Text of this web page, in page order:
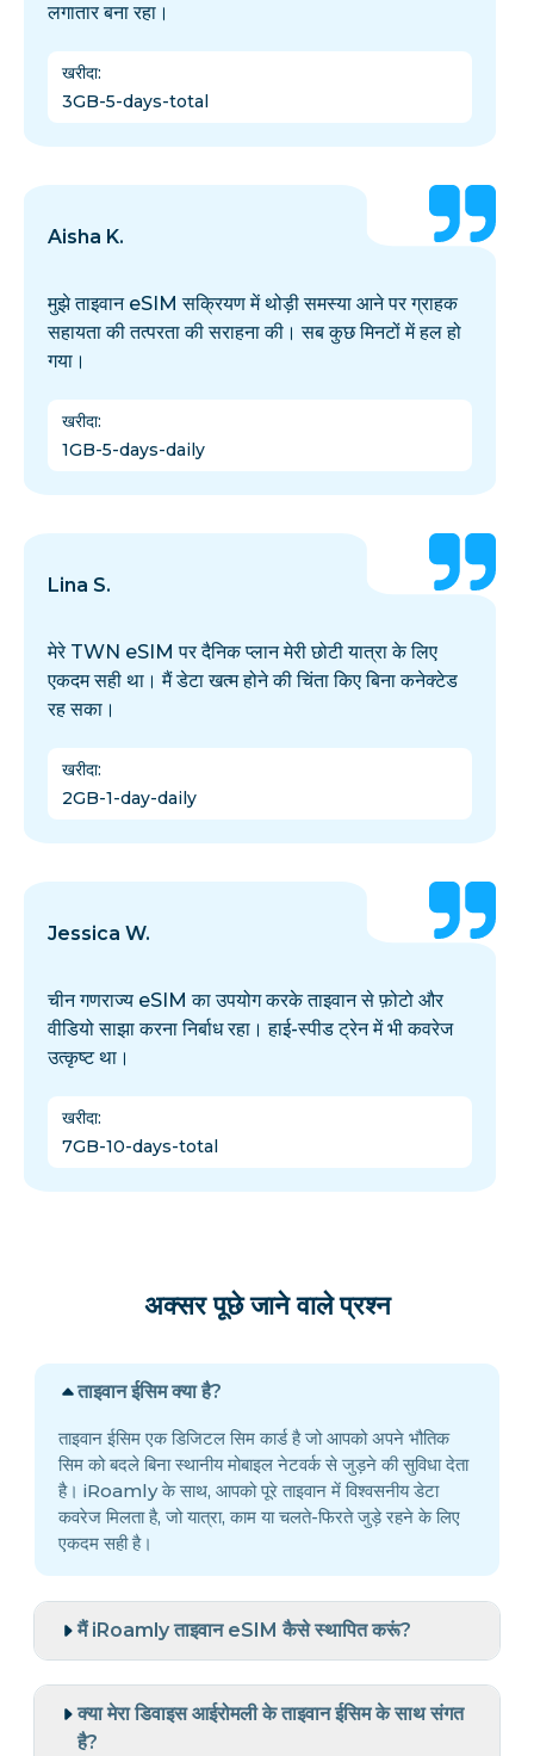
लगातार बना रहा।
खरीदा:
3GB-5-days-total
Aisha K.
मुझे ताइवान eSIM सक्रियण में थोड़ी समस्या आने पर ग्राहक
सहायता की तत्परता की सराहना की। सब कुछ मिनटों में हल हो
गया।
खरीदा:
1GB-5-days-daily
Lina S.
मेरे TWN eSIM पर दैनिक प्लान मेरी छोटी यात्रा के लिए
एकदम सही था। मैं डेटा खत्म होने की चिंता किए बिना कनेक्टेड
रह सका।
खरीदा:
2GB-1-day-daily
Jessica W.
चीन गणराज्य eSIM का उपयोग करके ताइवान से फ़ोटो और
वीडियो साझा करना निर्बाध रहा। हाई-स्पीड ट्रेन में भी कवरेज
उत्कृष्ट था।
खरीदा:
7GB-10-days-total
अक्सर पूछे जाने वाले प्रश्न
ताइवान ईसिम क्या है?
ताइवान ईसिम एक डिजिटल सिम कार्ड है जो आपको अपने भौतिक
सिम को बदले बिना स्थानीय मोबाइल नेटवर्क से जुड़ने की सुविधा देता
है। iRoamly के साथ, आपको पूरे ताइवान में विश्वसनीय डेटा
कवरेज मिलता है, जो यात्रा, काम या चलते-फिरते जुड़े रहने के लिए
एकदम सही है।
मैं iRoamly ताइवान eSIM कैसे स्थापित करूं?
क्या मेरा डिवाइस आईरोमली के ताइवान ईसिम के साथ संगत
है?